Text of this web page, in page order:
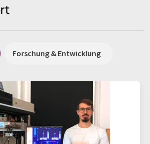
Forschung & Entwicklung